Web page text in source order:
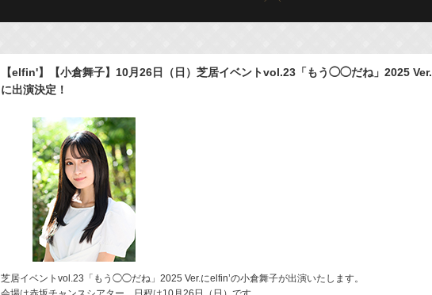
【elfin'】【小倉舞子】10月26日（日）芝居イベントvol.23「もう◯◯だね」2025 Ver.
に出演決定！
芝居イベントvol.23「もう◯◯だね」2025 Ver.にelfin’の小倉舞子が出演いたします。
Guest
CLIP